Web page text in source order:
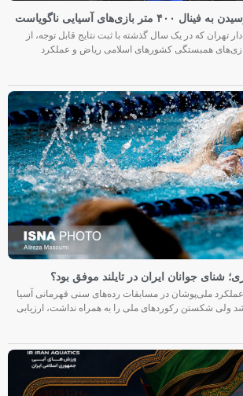
آسیایی ناگویاست
تهران که در یک سال گذشته با ثبت نتایج قابل توجه، از
همبستگی کشورهای اسلامی ریاض و عملکرد
شنای جوانان ایران در تایلند موفق بود؟
ملی‌پوشان در مسابقات رده‌های سنی قهرمانی آسیا
همراه شد ولی شکستن رکوردهای ملی را به همراه نداشت، ارزیابی